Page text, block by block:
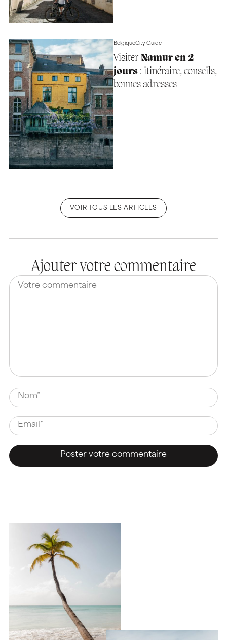
BelgiqueCity Guide
Visiter Namur en 2
jours: itinéraire, conseils,
bonnes adresses
VOIR TOUS LES ARTICLES
Ajouter votre commentaire